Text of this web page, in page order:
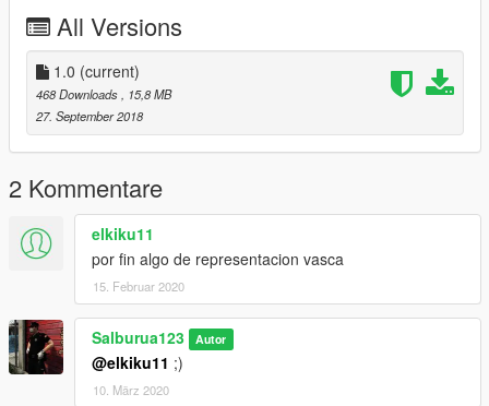
All Versions
1.0 (current)
468 Downloads
, 15,8 MB
27. September 2018
2 Kommentare
elkiku11
por fin algo de representacion vasca
15. Februar 2020
Salburua123 Autor
@elkiku11 ;)
10. März 2020